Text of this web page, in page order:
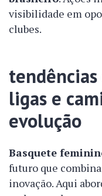
visibilidade em
clubes.
ligas e
evolução
Basquete
futuro que
inovação. Aqui